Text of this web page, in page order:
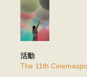
活動
The 11th